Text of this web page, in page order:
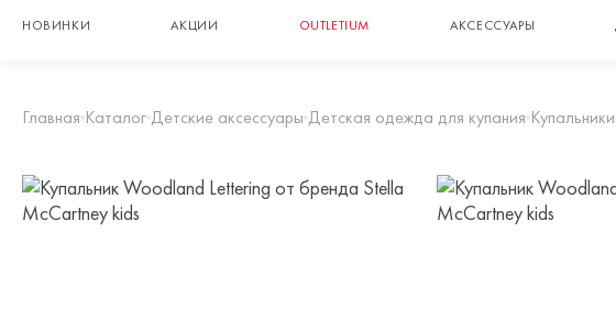
НОВИНКИ АКЦИИ OUTLETIUM АКСЕССУАРЫ
Главная Каталог Детские аксессуары Детская одежда для купания